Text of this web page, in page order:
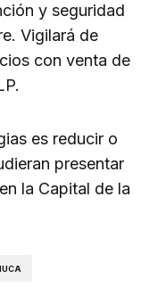
y seguridad
Vigilará de
con venta de
es reducir o
presentar
la Capital de la